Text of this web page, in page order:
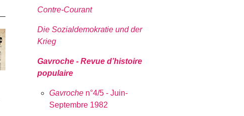
Contre-Courant
Die Sozialdemokratie und der
Krieg
Gavroche - Revue d’histoire
populaire
Gavroche n°4/5 - Juin-
Septembre 1982